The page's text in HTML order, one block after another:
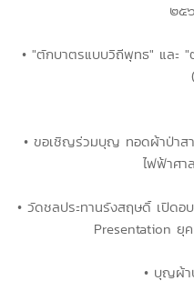
๒๕
• "ตักบาตรแบบวิถีพุทธ" และ
• ขอเชิญร่วมบุญ ทอดผ้าป่าส
ไฟฟ้าศา
• วัดชลประทานรังสฤษดิ์ เปิด
Presentation ยุ
• บุญผ้า